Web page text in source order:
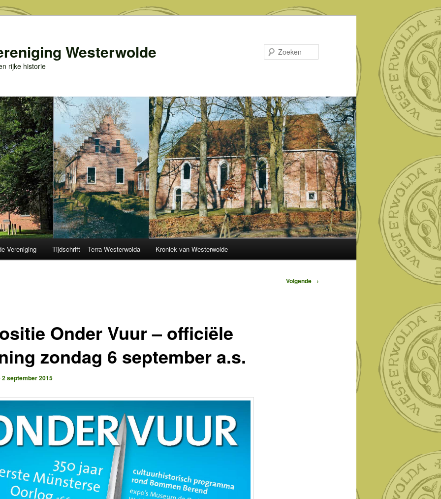
Westerwolde
rijke historie
Vereniging Tijdschrift – Terra Westerwolda Kroniek van Westerwolde
Volgende →
Onder Vuur – officiële
zondag 6 september a.s.
2 september 2015